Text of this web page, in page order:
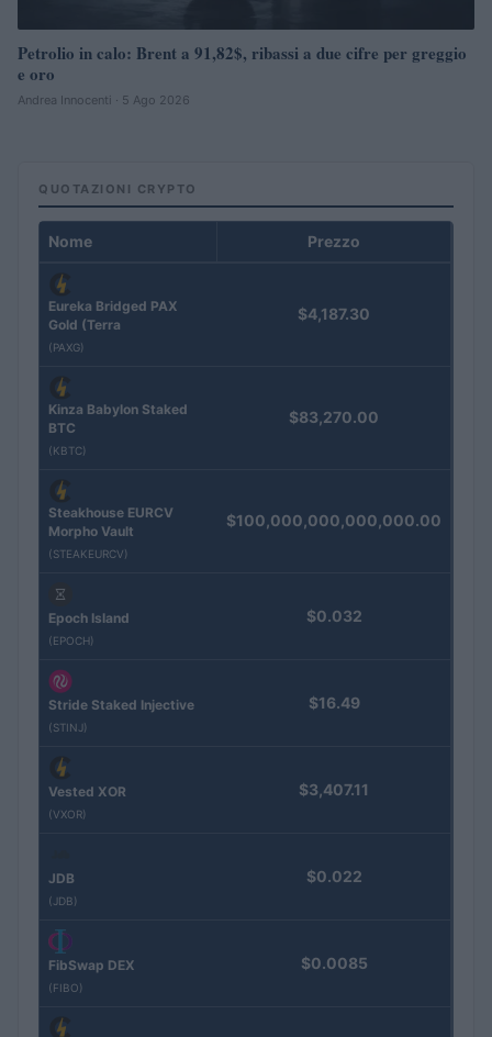
Petrolio in calo: Brent a 91,82$, ribassi a due cifre per greggio
e oro
Andrea Innocenti · 5 Ago 2026
QUOTAZIONI CRYPTO
Nome Prezzo
Eureka Bridged PAX
Gold (Terra
(PAXG)
$4,187.30
Kinza Babylon Staked
BTC
(KBTC)
$83,270.00
Steakhouse EURCV
Morpho Vault
(STEAKEURCV)
$100,000,000,000,000.00
Epoch Island
(EPOCH)
$0.032
Stride Staked Injective
(STINJ)
$16.49
Vested XOR
(VXOR)
$3,407.11
JDB
(JDB)
$0.022
FibSwap DEX
(FIBO)
$0.0085